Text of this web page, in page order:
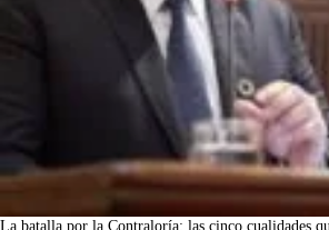
La batalla por la Contraloría: las cinco cualidades